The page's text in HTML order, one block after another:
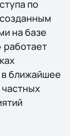
по
на базе
работает
в ближайшее